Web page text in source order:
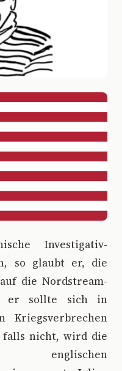
Investigativ-
so glaubt er, die
die Nordstream-
er sollte sich in
Kriegsverbrechen
falls nicht, wird die